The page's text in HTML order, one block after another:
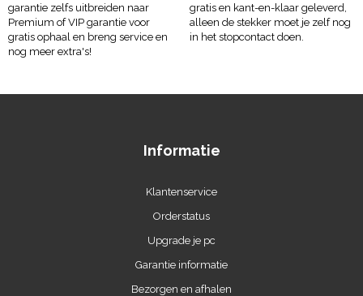
garantie zelfs uitbreiden naar
Premium of VIP garantie voor
gratis ophaal en breng service en
nog meer extra's!
gratis en kant-en-klaar geleverd,
alleen de stekker moet je zelf nog
in het stopcontact doen.
Informatie
Klantenservice
Orderstatus
Upgrade je pc
Garantie informatie
Bezorgen en afhalen